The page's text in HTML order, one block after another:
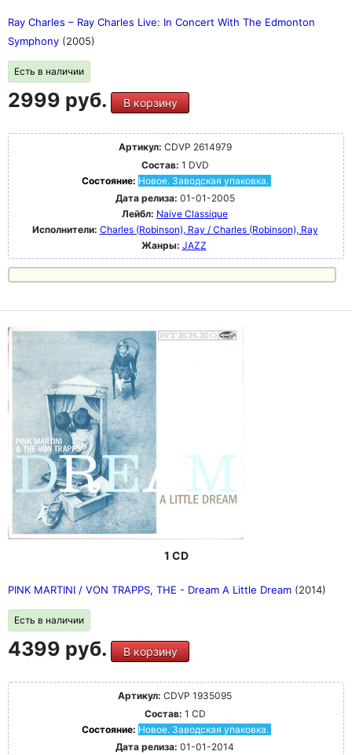
Ray Charles – Ray Charles Live: In Concert With The Edmonton
Symphony (2005)
Есть в наличии
2999 руб. В корзину
Артикул: CDVP 2614979
Состав: 1 DVD
Состояние: Новое. Заводская упаковка.
Дата релиза: 01-01-2005
Лейбл: Naive Classique
Исполнители: Charles (Robinson), Ray / Charles (Robinson), Ray
Жанры: JAZZ
1 CD
PINK MARTINI / VON TRAPPS, THE - Dream A Little Dream (2014)
Есть в наличии
4399 руб. В корзину
Артикул: CDVP 1935095
Состав: 1 CD
Состояние: Новое. Заводская упаковка.
Дата релиза: 01-01-2014